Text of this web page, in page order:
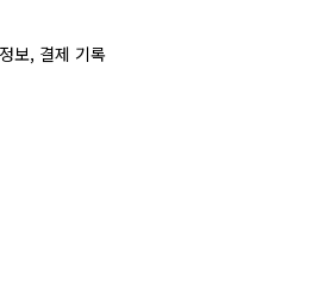
보, 결제 기록